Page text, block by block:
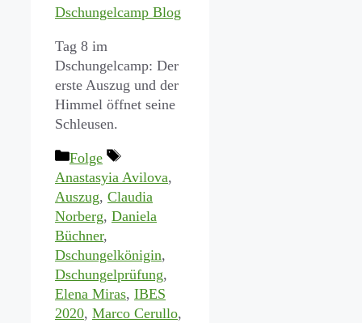
Dschungelcamp Blog
Tag 8 im
Dschungelcamp: Der
erste Auszug und der
Himmel öffnet seine
Schleusen.
Kategorien
Folge
Schlagwörter
Anastasyia Avilova,
Auszug, Claudia
Norberg, Daniela
Büchner,
Dschungelkönigin,
Dschungelprüfung,
Elena Miras, IBES
2020, Marco Cerullo,